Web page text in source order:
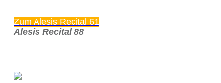
Zum Alesis Recital 61
Alesis Recital 88